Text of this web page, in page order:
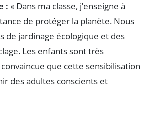
: « Dans ma classe, j’enseigne à
de protéger la planète. Nous
de jardinage écologique et des
Les enfants sont très
que cette sensibilisation
des adultes conscients et